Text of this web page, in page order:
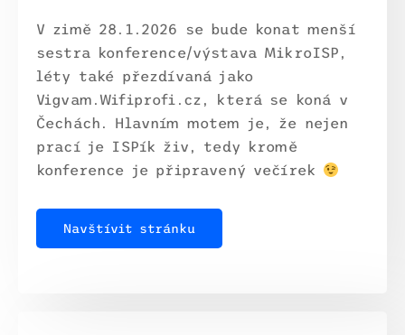
V zimě 28.1.2026 se bude konat menší
sestra konference/výstava MikroISP,
léty také přezdívaná jako
Vigvam.Wifiprofi.cz, která se koná v
Čechách. Hlavním motem je, že nejen
prací je ISPík živ, tedy kromě
konference je připravený večírek
Navštívit stránku